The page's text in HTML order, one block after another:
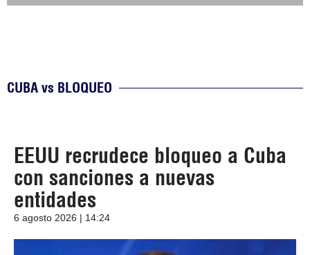
CUBA vs BLOQUEO
EEUU recrudece bloqueo a Cuba
con sanciones a nuevas
entidades
6 agosto 2026 | 14:24